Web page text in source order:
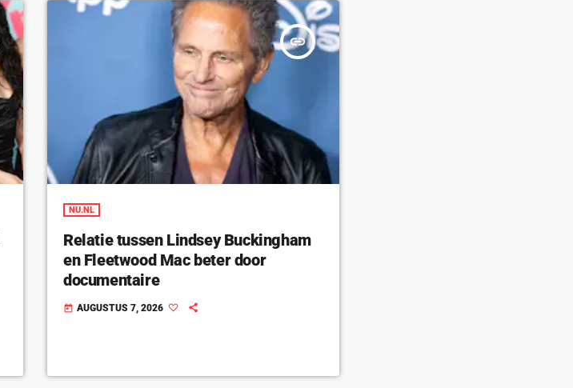
insert_link
NU.NL
Relatie tussen Lindsey Buckingham
en Fleetwood Mac beter door
documentaire
today AUGUSTUS 7, 2026